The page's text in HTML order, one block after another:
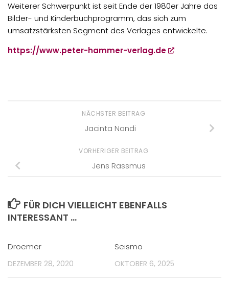
Weiterer Schwerpunkt ist seit Ende der 1980er Jahre das
Bilder- und Kinderbuchprogramm, das sich zum
umsatzstärksten Segment des Verlages entwickelte.
https://www.peter-hammer-verlag.de
NÄCHSTER BEITRAG
Jacinta Nandi
VORHERIGER BEITRAG
Jens Rassmus
FÜR DICH VIELLEICHT EBENFALLS
INTERESSANT …
Droemer
DEZEMBER 28, 2020
Seismo
OKTOBER 6, 2025